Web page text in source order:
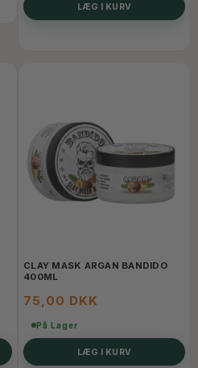
LÆG I KURV
CLAY MASK ARGAN BANDIDO
400ML
75,00 DKK
På Lager
LÆG I KURV